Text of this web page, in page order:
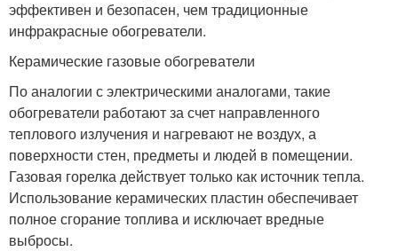
эффективен и безопасен, чем традиционные
инфракрасные обогреватели.
Керамические газовые обогреватели
По аналогии с электрическими аналогами, такие
обогреватели работают за счет направленного
теплового излучения и нагревают не воздух, а
поверхности стен, предметы и людей в помещении.
Газовая горелка действует только как источник тепла.
Использование керамических пластин обеспечивает
полное сгорание топлива и исключает вредные
выбросы.